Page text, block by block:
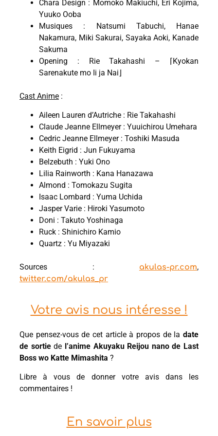
Chara Design : Momoko Makiuchi, Eri Kojima,
Yuuko Ooba
Musiques : Natsumi Tabuchi, Hanae
Nakamura, Miki Sakurai, Sayaka Aoki, Kanade
Sakuma
Opening : Rie Takahashi – ⌈Kyokan
Sarenakute mo Ii ja Nai⌋
Cast Anime :
Aileen Lauren d’Autriche : Rie Takahashi
Claude Jeanne Ellmeyer : Yuuichirou Umehara
Cedric Jeanne Ellmeyer : Toshiki Masuda
Keith Eigrid : Jun Fukuyama
Belzebuth : Yuki Ono
Lilia Rainworth : Kana Hanazawa
Almond : Tomokazu Sugita
Isaac Lombard : Yuma Uchida
Jasper Varie : Hiroki Yasumoto
Doni : Takuto Yoshinaga
Ruck : Shinichiro Kamio
Quartz : Yu Miyazaki
Sources : akulas-pr.com,
twitter.com/akulas_pr
Votre avis nous intéresse !
Que pensez-vous de cet article à propos de la date
de sortiede l’anime Akuyaku Reijou nano de Last
Boss wo Katte Mimashita ?
Libre à vous de donner votre avis dans les
commentaires !
En savoir plus